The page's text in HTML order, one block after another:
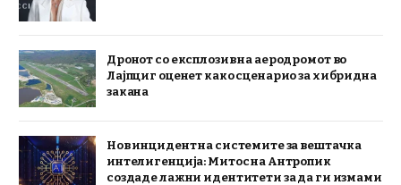
Дронот со експлозив на аеродромот во
Лајпциг оценет како сценарио за хибридна
закана
Нов инцидент на системите за вештачка
интелигенција: Митос на Антропик
создаде лажни идентитети за да ги измами